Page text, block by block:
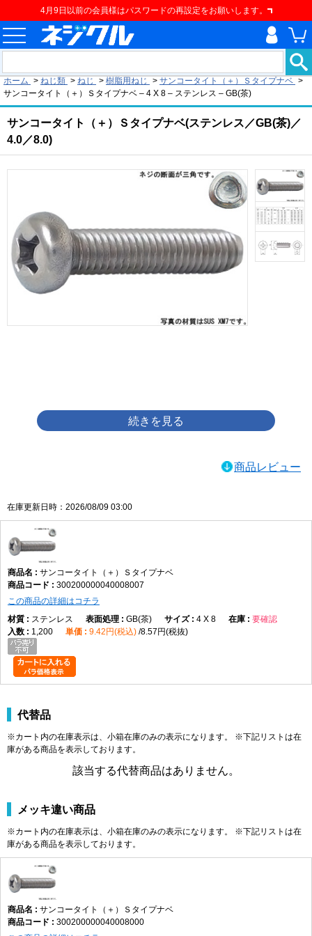
4月9日以前の会員様はパスワードの再設定をお願いします。
ホーム > ねじ類 > ねじ > 樹脂用ねじ > サンコータイト（＋）Ｓタイプナベ >
サンコータイト（＋）Ｓタイプナベ – 4 X 8 – ステンレス – GB(茶)
サンコータイト（＋）Ｓタイプナベ(ステンレス／GB(茶)／
4.0／8.0)
商品レビュー
在庫更新日時：2026/08/09 03:00
サンコータイト（＋）Ｓタイプナベ
300200000040008007
この商品の詳細はコチラ
ステンレス
GB(茶) 4 X 8
要確認
1,200
9.42円(税込) 8.57円(税抜)
代替品
※カート内の在庫表示は、小箱在庫のみの表示になります。 ※下記リストは在
庫がある商品を表示しております。
該当する代替商品はありません。
メッキ違い商品
※カート内の在庫表示は、小箱在庫のみの表示になります。 ※下記リストは在
庫がある商品を表示しております。
サンコータイト（＋）Ｓタイプナベ
300200000040008000